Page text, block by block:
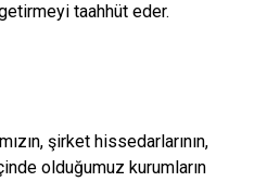
taahhüt eder.
şirket hissedarlarının,
olduğumuz kurumların